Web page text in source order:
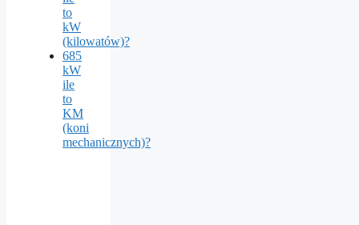
to
kW
(kilowatów)?
685
kW
ile
to
KM
(koni
mechanicznych)?